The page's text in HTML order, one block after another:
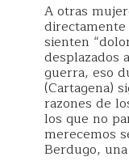
A otras
sienten
desplazados
guerra, eso
(Cartagena)
razones de
los que no
merecemos
Berdugo,